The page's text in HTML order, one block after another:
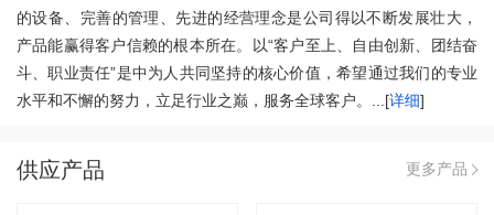
的设备、完善的管理、先进的经营理念是公司得以不断发展壮大，
产品能赢得客户信赖的根本所在。以“客户至上、自由创新、团结奋
斗、职业责任”是中为人共同坚持的核心价值，希望通过我们的专业
水平和不懈的努力，立足行业之巅，服务全球客户。...[详细]
供应产品 更多产品